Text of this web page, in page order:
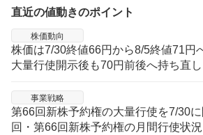
直近の値動きのポイント
株価動向
株価は7/30終値66円から8/5終値71円
大量行使開示後も70円前後へ持ち直
事業戦略
第66回新株予約権の大量行使を7/30
回・第66回新株予約権の月間行使状